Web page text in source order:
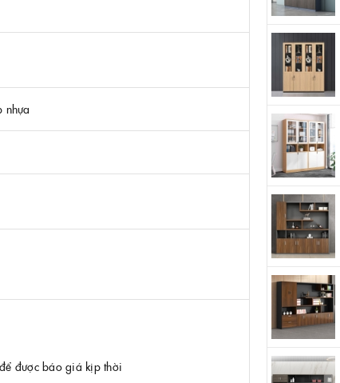
nhựa
được báo giá kịp thời